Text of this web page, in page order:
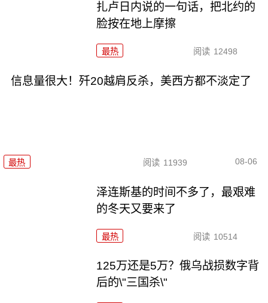
扎卢日内说的一句话，把北约的
脸按在地上摩擦
最热 阅读 12498
信息量很大！歼20越肩反杀，美西方都不淡定了
最热 阅读 11939 08-06
泽连斯基的时间不多了，最艰难
的冬天又要来了
最热 阅读 10514
125万还是5万？俄乌战损数字背
后的\"三国杀\"